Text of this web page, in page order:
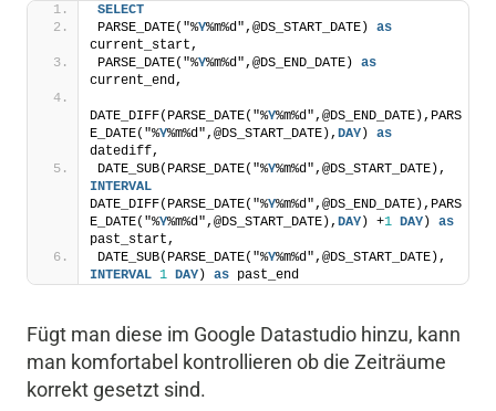
SELECT
PARSE_DATE("%Y%m%d",@DS_START_DATE) as
current_start,
PARSE_DATE("%Y%m%d",@DS_END_DATE) as
current_end,
DATE_DIFF(PARSE_DATE("%Y%m%d",@DS_END_DATE),PARS
E_DATE("%Y%m%d",@DS_START_DATE), DAY) as
datediff,
DATE_SUB(PARSE_DATE("%Y
INTERVAL
DATE_DIFF(PARSE_DATE("%Y%m%d",@DS_END_DATE),PARS
E_DATE("%Y%m%d",@DS_START_DATE), DAY) +1 DAY) as
past_start,
DATE_SUB(PARSE_DATE("%Y
INTERVAL 1 DAY) as past_end
Fügt man diese im Google Datastudio hinzu, kann
man komfortabel kontrollieren ob die Zeiträume
korrekt gesetzt sind.